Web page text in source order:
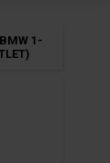
1-